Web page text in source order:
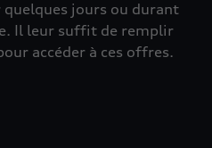
jours ou durant
Il leur suffit de remplir
accéder à ces offres.